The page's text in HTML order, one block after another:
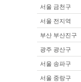
서울 금천구
서울 전지역
부산 부산진구
광주 광산구
서울 송파구
서울 중랑구